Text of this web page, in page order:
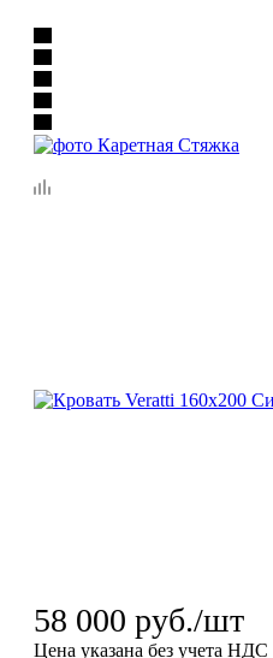
58 000 руб./шт
Цена указана без учета НДС